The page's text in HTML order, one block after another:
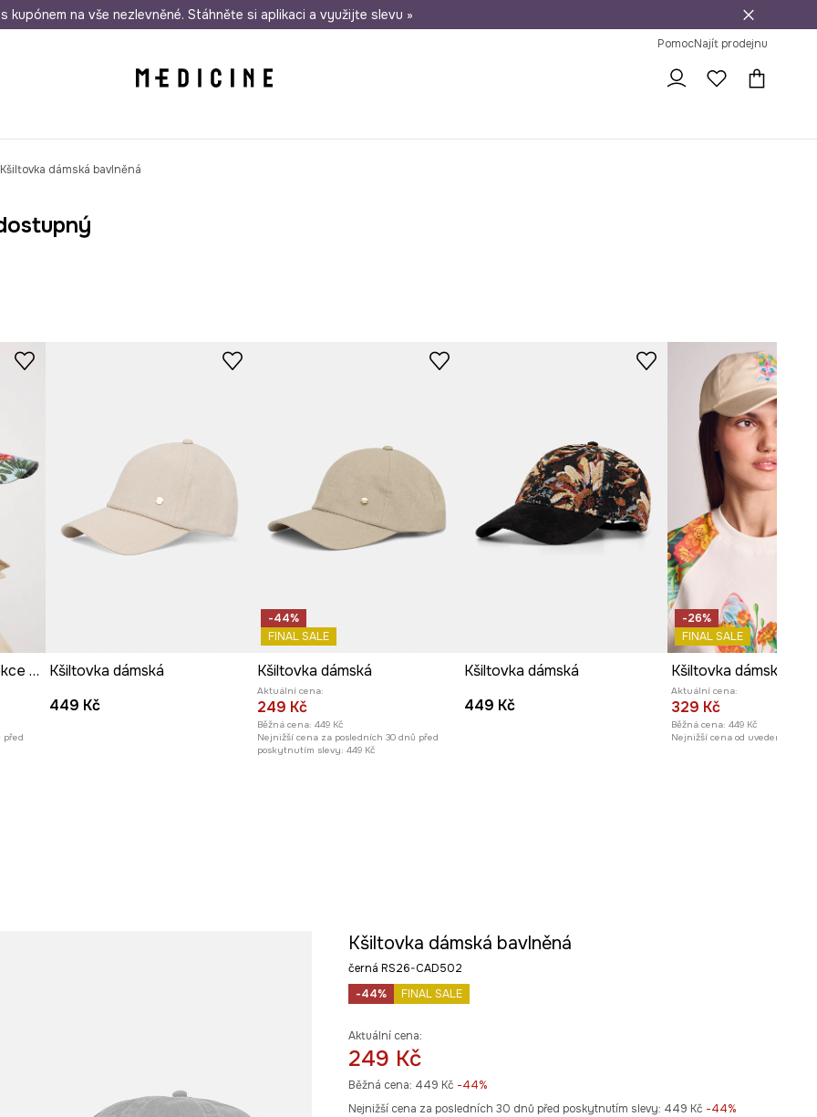
nákupu nad 1 200 Kč Odeslání i do 24 hodin 30 dní na vrácení zboží
s kupónem na vše nezlevněné. Stáhněte si aplikaci a využijte slevu »
PomocNajít prodejnu
Kšiltovka dámská bavlněná
Kšiltovka dámská z kolekce Ilona Tambor x Medicine
před
Kšiltovka dámská
449 Kč
-44%
FINAL SALE
Kšiltovka dámská
Aktuální cena:
249 Kč
Běžná cena: 449 Kč
Nejnižší cena za posledních 30 dnů před
poskytnutím slevy: 449 Kč
Kšiltovka dámská
449 Kč
-26%
FINAL SALE
Aktuální cena:
329 Kč
Běžná cena: 449 Kč
Nejnižší cena od uvedení na
Kšiltovka dámská bavlněná
černá RS26-CAD502
-44%
FINAL SALE
Aktuální cena:
249 Kč
Běžná cena: 449 Kč -44%
Nejnižší cena za posledních 30 dnů před poskytnutím slevy: 449 Kč -44%